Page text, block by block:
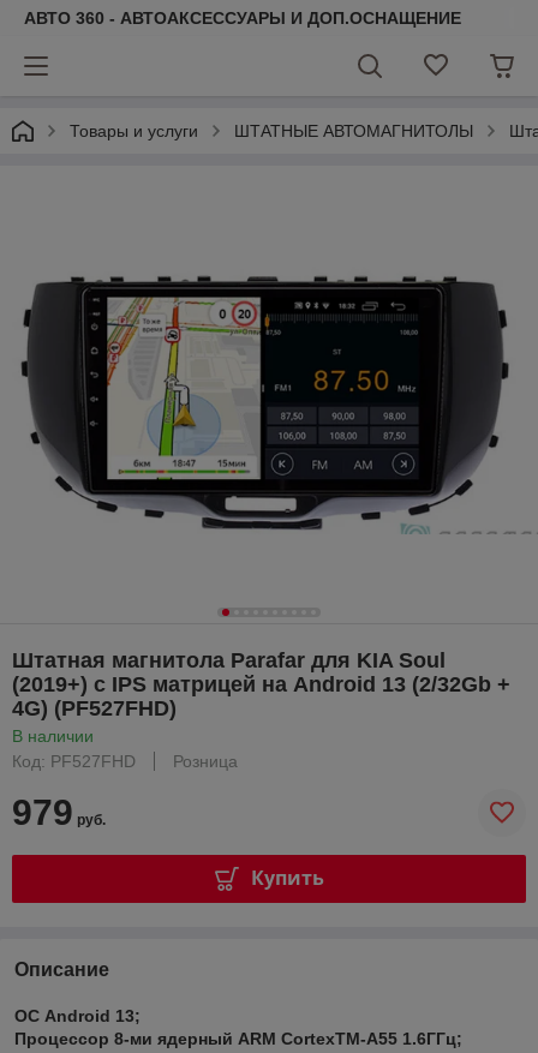
АВТО 360 - АВТОАКСЕССУАРЫ И ДОП.ОСНАЩЕНИЕ
Товары и услуги ШТАТНЫЕ АВТОМАГНИТОЛЫ
Штатная магнитола Parafar для KIA Soul
(2019+) с IPS матрицей на Android 13 (2/32Gb +
4G) (PF527FHD)
В наличии
Код: PF527FHD
Розница
979 руб.
Купить
Описание
ОС Android 13;
Процессор 8-ми ядерный ARM CortexTM-A55 1.6ГГц;